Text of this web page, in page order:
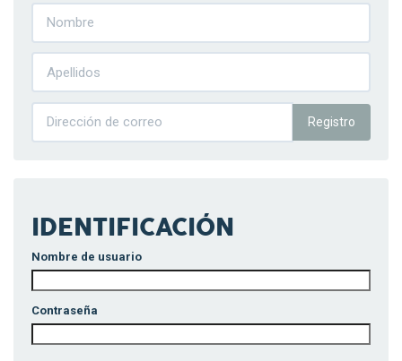
Registro
IDENTIFICACIÓN
Nombre de usuario
Contraseña